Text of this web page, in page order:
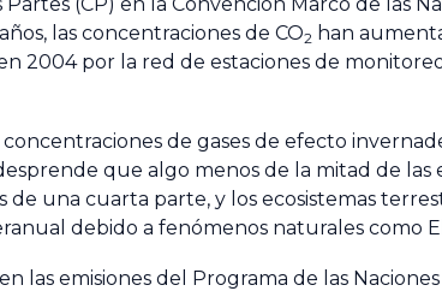
las concentraciones de CO2 han
2004 por la red de estaciones de
de gases de efecto
que algo menos de la mitad de las
una cuarta parte, y los ecosistemas
debido a fenómenos naturales como
emisiones del Programa de las Naciones